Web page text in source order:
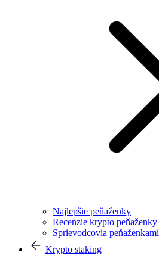
Najlepšie peňaženky
Recenzie krypto peňaženky
Sprievodcovia peňaženkami
Krypto staking